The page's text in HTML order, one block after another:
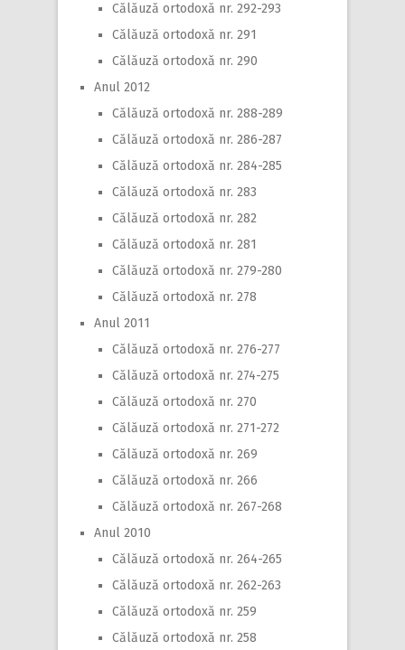
Călăuză ortodoxă nr. 292-293
Călăuză ortodoxă nr. 291
Călăuză ortodoxă nr. 290
Anul 2012
Călăuză ortodoxă nr. 288-289
Călăuză ortodoxă nr. 286-287
Călăuză ortodoxă nr. 284-285
Călăuză ortodoxă nr. 283
Călăuză ortodoxă nr. 282
Călăuză ortodoxă nr. 281
Călăuză ortodoxă nr. 279-280
Călăuză ortodoxă nr. 278
Anul 2011
Călăuză ortodoxă nr. 276-277
Călăuză ortodoxă nr. 274-275
Călăuză ortodoxă nr. 270
Călăuză ortodoxă nr. 271-272
Călăuză ortodoxă nr. 269
Călăuză ortodoxă nr. 266
Călăuză ortodoxă nr. 267-268
Anul 2010
Călăuză ortodoxă nr. 264-265
Călăuză ortodoxă nr. 262-263
Călăuză ortodoxă nr. 259
Călăuză ortodoxă nr. 258